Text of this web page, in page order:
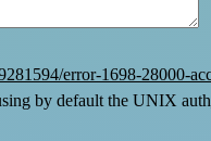
error-1698-28000-
by default the UNIX